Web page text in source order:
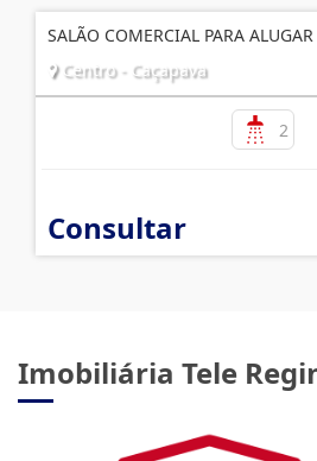
SALÃO COMERCIAL PARA
Centro - Caçapava
2
Consultar
Imobiliária Tele